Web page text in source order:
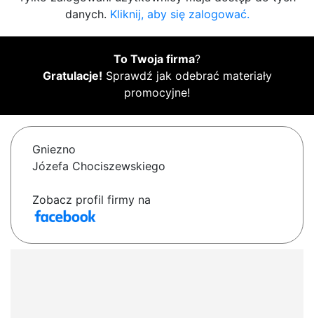
danych. Kliknij, aby się zalogować.
To Twoja firma?
Gratulacje! Sprawdź jak odebrać materiały
promocyjne!
Gniezno
Józefa Chociszewskiego
Zobacz profil firmy na